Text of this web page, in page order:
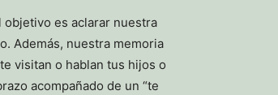
objetivo es aclarar nuestra
Además, nuestra memoria
visitan o hablan tus hijos o
acompañado de un “te